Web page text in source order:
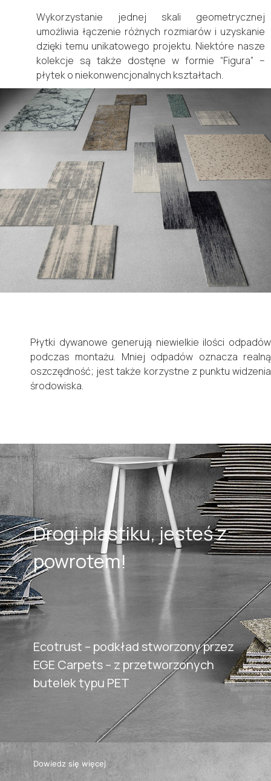
Wykorzystanie jednej skali geometrycznej
umożliwia łączenie różnych rozmiarów i uzyskanie
dzięki temu unikatowego projektu. Niektóre nasze
kolekcje są także dostęne w formie “Figura” –
płytek o niekonwencjonalnych kształtach.
Płytki dywanowe generują niewielkie ilości odpadów
podczas montażu. Mniej odpadów oznacza realną
oszczędność; jest także korzystne z punktu widzenia
środowiska.
Drogi plastiku, jesteś z
powrotem!
Ecotrust – podkład stworzony przez
EGE Carpets – z przetworzonych
butelek typu PET
Dowiedz się więcej